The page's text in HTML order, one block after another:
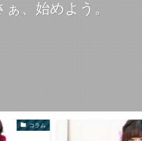
ぁ、始めよう。